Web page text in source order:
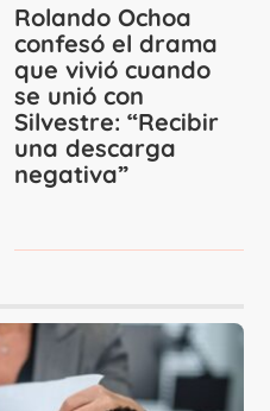
Rolando Ochoa
confesó el drama
que vivió cuando
se unió con
Silvestre: “Recibir
una descarga
negativa”